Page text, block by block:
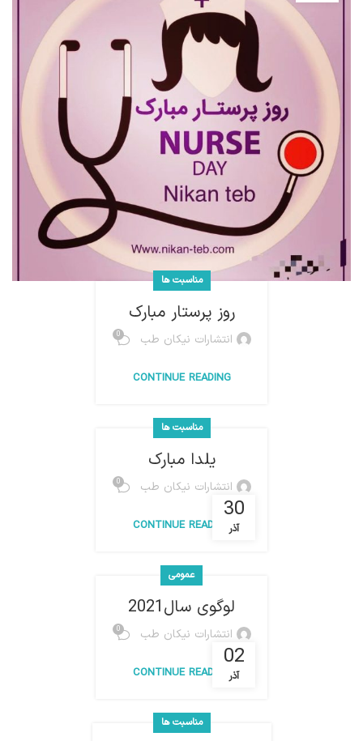
مناسبت ها
روز پرستار مبارک
انتشارات نیکان طب 0
CONTINUE READING
30
آذر
مناسبت ها
یلدا مبارک
انتشارات نیکان طب 0
CONTINUE READING
02
آذر
عمومی
لوگوی سال2021
انتشارات نیکان طب 0
CONTINUE READING
مناسبت ها